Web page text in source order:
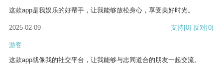
这款app是我娱乐的好帮手，让我能够放松身心，享受美好时光。
2025-02-09 支持[0] 反对[0]
游客
这款app就像我的社交平台，让我能够与志同道合的朋友一起交流。